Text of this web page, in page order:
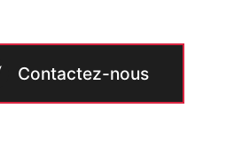
Contactez-nous